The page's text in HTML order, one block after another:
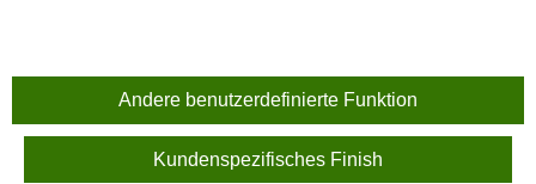
Andere benutzerdefinierte Funktion
Kundenspezifisches Finish